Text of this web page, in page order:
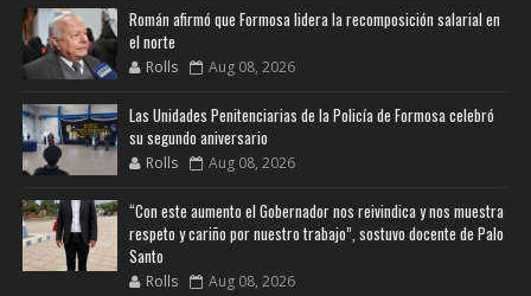
Román afirmó que Formosa lidera la recomposición salarial en
el norte
Rolls Aug 08, 2026
Las Unidades Penitenciarias de la Policía de Formosa celebró
su segundo aniversario
Rolls Aug 08, 2026
“Con este aumento el Gobernador nos reivindica y nos muestra
respeto y cariño por nuestro trabajo”, sostuvo docente de Palo
Santo
Rolls Aug 08, 2026